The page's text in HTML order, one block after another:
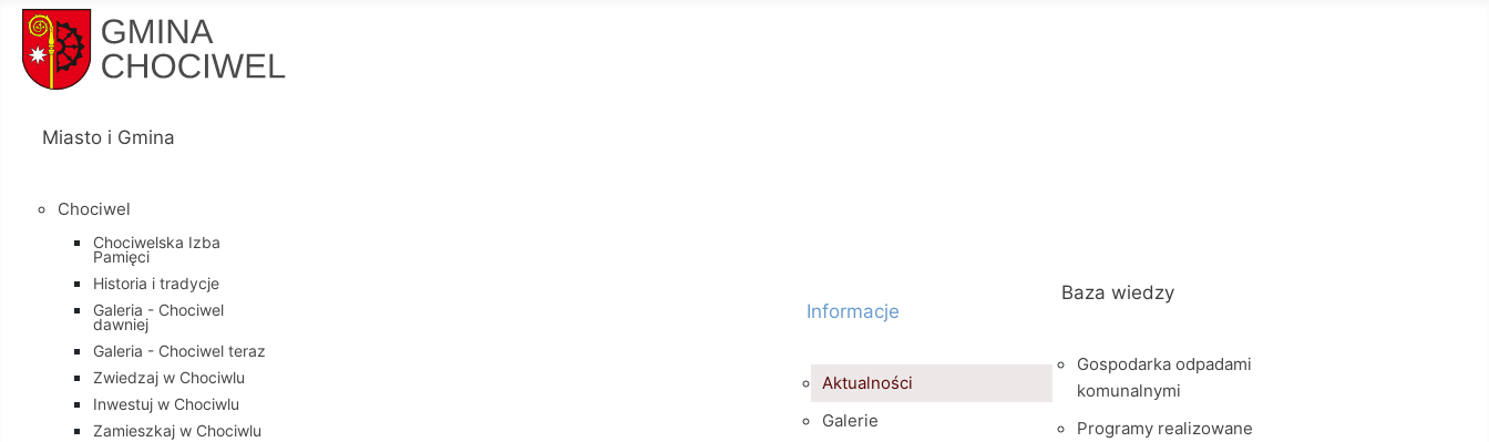
Miasto i Gmina
Chociwel
Chociwelska Izba
Pamięci
Historia i tradycje
Galeria - Chociwel
dawniej
Galeria - Chociwel teraz
Zwiedzaj w Chociwlu
Inwestuj w Chociwlu
Zamieszkaj w Chociwlu
Informacje
Aktualności
Galerie
Baza wiedzy
Gospodarka odpadami
komunalnymi
Programy realizowane